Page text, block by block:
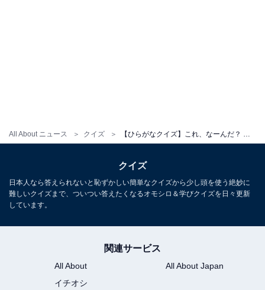
All About ニュース クイズ 【ひらがなクイズ】これ、なーんだ？ 空欄に共通する2文字は？ ルール破りや眠るお宝がヒント
クイズ
日本人なら答えられないと恥ずかしい簡単なクイズから少し頭を使う絶妙に
難しいクイズまで、ついつい答えたくなるオモシロ＆学びクイズを日々更新
しています。
関連サービス
All About
All About Japan
イチオシ